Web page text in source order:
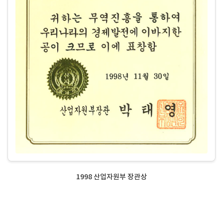
1998 산업자원부 장관상